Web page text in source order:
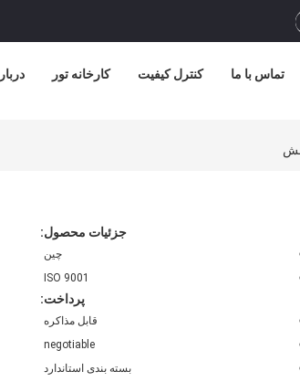
کارخانه تور کنترل کیفیت تماس با ما
جزئیات محصول:
چین
ISO 9001
پرداخت:
قابل مذاکره
negotiable
بسته بندی استاندارد